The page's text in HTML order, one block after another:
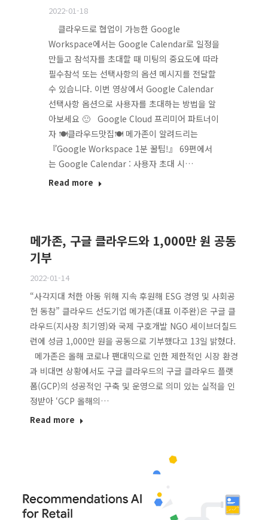
2022-01-18
클라우드로 협업이 가능한 Google
Workspace에서는 Google Calendar로 일정을
만들고 참석자를 초대할 때 미팅의 중요도에 따라
필수참석 또는 선택사항의 옵션 메시지를 전달할
수 있습니다. 이번 영상에서 Google Calendar
선택사항 옵션으로 사용자를 초대하는 방법을 알
아보세요 🙂 Google Cloud 프리미어 파트너이
자 🍽클라우드맛집🍽 메가존이 알려드리는
『Google Workspace 1분 꿀팁!』 69편에서
는 Google Calendar : 사용자 초대 시…
Read more
메가존, 구글 클라우드와 1,000만 원 공동
기부
2022-01-14
“사각지대 처한 아동 위해 지속 후원해 ESG 경영 및 사회공
헌 동참” 클라우드 선도기업 메가존(대표 이주완)은 구글 클
라우드(지사장 최기영)와 국제 구호개발 NGO 세이브더칠드
런에 성금 1,000만 원을 공동으로 기부했다고 13일 밝혔다.
메가존은 올해 코로나 팬대믹으로 인한 제한적인 시장 환경
과 비대면 상황에서도 구글 클라우드의 구글 클라우드 플랫
폼(GCP)의 성공적인 구축 및 운영으로 의미 있는 실적을 인
정받아 ‘GCP 올해의…
Read more